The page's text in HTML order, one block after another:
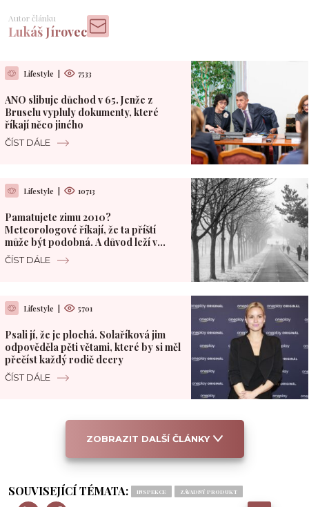
Autor článku
Lukáš Jírovec
Lifestyle | 7533
ANO slibuje důchod v 65. Jenže z
Bruselu vypluly dokumenty, které
říkají něco jiného
ČÍST DÁLE
Lifestyle | 10713
Pamatujete zimu 2010?
Meteorologové říkají, že ta příští
může být podobná. A důvod leží v
Pacifiku
ČÍST DÁLE
Lifestyle | 5701
Psali jí, že je plochá. Solaříková jim
odpověděla pěti větami, které by si měl
přečíst každý rodič dcery
ČÍST DÁLE
ZOBRAZIT DALŠÍ ČLÁNKY
SOUVISEJÍCÍ TÉMATA: INSPEKCE ZÁVADNÝ PRODUKT